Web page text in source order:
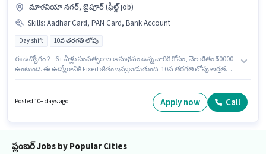
మాళవియా నగర్, జైపూర్ (ఫీల్డ్ job)
Skills: Aadhar Card, PAN Card, Bank Account
Day shift 10వ తరగతి లోపు
ఈ ఉద్యోగం 2 - 6+ ఏళ్లు సంవత్సరాల అనుభవం ఉన్న వారికి కోసం, నెల జీతం ₹50000
ఉంటుంది. ఈ ఉద్యోగానికి Fixed జీతం ఇవ్వబడుతుంది. 10వ తరగతి లోపు అర్హత
ఉద్యోగం Full Time ప్రాతిపదికపై, DAY shift మరియు వారానికి 6 days working
ఉన్నాయి. ఈ ఖాళీ మాళవియా నగర్, జైపూర్ లో ఉంది.
Posted 10+ days ago Apply now Call
ప్లంబర్ Jobs by Popular Cities